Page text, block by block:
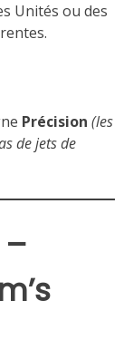
Unités ou des
Précision (les
de jets de